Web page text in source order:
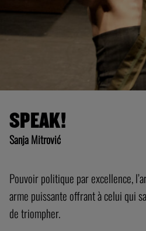
SPEAK!
Sanja Mitrović
Pouvoir politique par excellence,
arme puissante offrant à celui qui
de triompher.